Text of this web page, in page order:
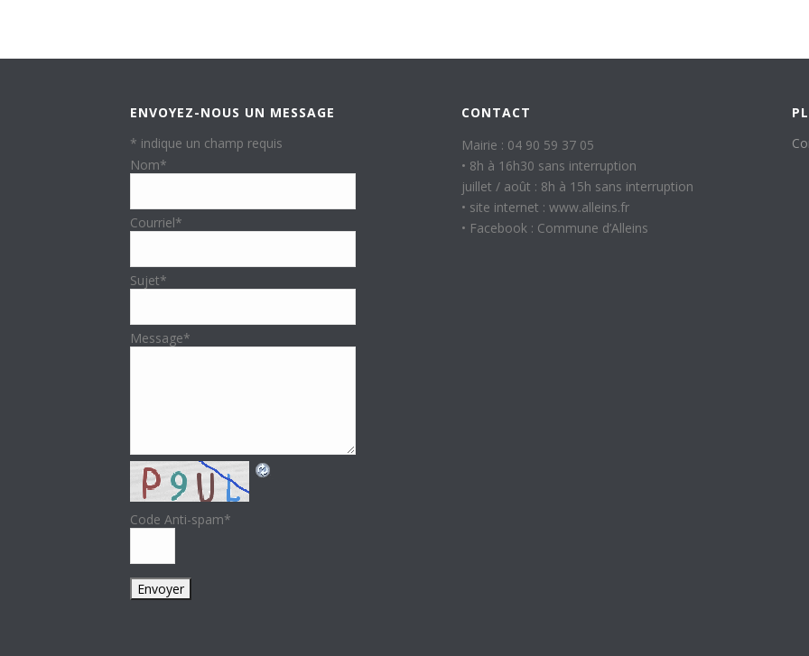
ENVOYEZ-NOUS UN MESSAGE
* indique un champ requis
Nom*
Courriel*
Sujet*
Message*
Code Anti-spam*
CONTACT
Mairie : 04 90 59 37 05
• 8h à 16h30 sans interruption
juillet / août : 8h à 15h sans interruption
• site internet : www.alleins.fr
• Facebook : Commune d’Alleins